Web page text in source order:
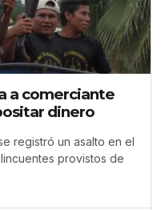
a comerciante
dinero
registró un asalto en el
provistos de